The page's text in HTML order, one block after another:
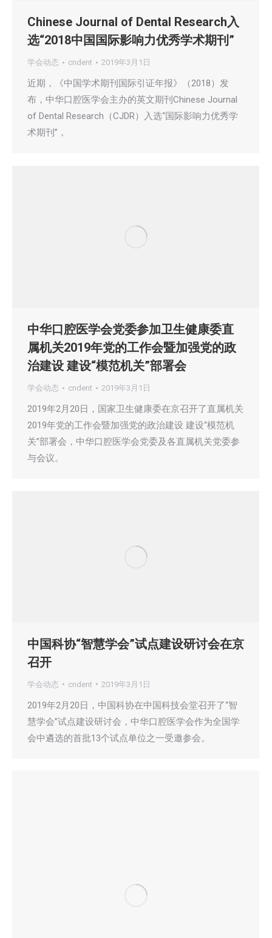
Chinese Journal of Dental Research入
选“2018中国国际影响力优秀学术期刊”
学会动态 cndent 2019年3月1日
近期，《中国学术期刊国际引证年报》（2018）发
布，中华口腔医学会主办的英文期刊Chinese Journal
of Dental Research（CJDR）入选“国际影响力优秀学
术期刊”，
中华口腔医学会党委参加卫生健康委直
属机关2019年党的工作会暨加强党的政
治建设 建设“模范机关”部署会
学会动态 cndent 2019年3月1日
2019年2月20日，国家卫生健康委在京召开了直属机关
2019年党的工作会暨加强党的政治建设 建设“模范机
关”部署会，中华口腔医学会党委及各直属机关党委参
与会议。
中国科协“智慧学会”试点建设研讨会在京
召开
学会动态 cndent 2019年3月1日
2019年2月20日，中国科协在中国科技会堂召开了“智
慧学会”试点建设研讨会，中华口腔医学会作为全国学
会中遴选的首批13个试点单位之一受邀参会。